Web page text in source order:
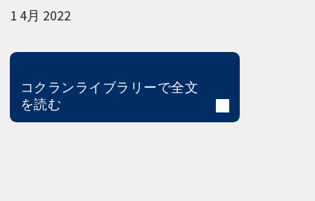
1 4月 2022
コクランライブラリーで全文
を読む